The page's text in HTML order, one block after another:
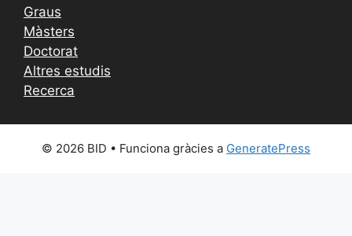
Graus
Màsters
Doctorat
Altres estudis
Recerca
© 2026 BID • Funciona gràcies a GeneratePress